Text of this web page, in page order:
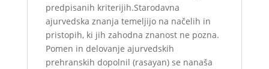
predpisanih kriterijih.Starodavna
ajurvedska znanja temeljijo na načelih in
pristopih, ki jih zahodna znanost ne pozna.
Pomen in delovanje ajurvedskih
prehranskih dopolnil (rasayan) se nanaša